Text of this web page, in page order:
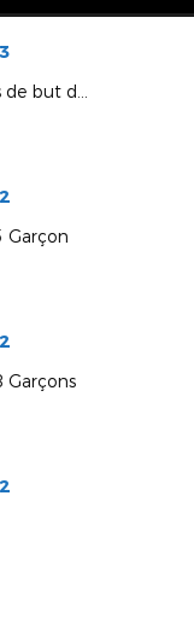
Journée des Gardiens de but du 03/05/2023
Garçon
Garçons